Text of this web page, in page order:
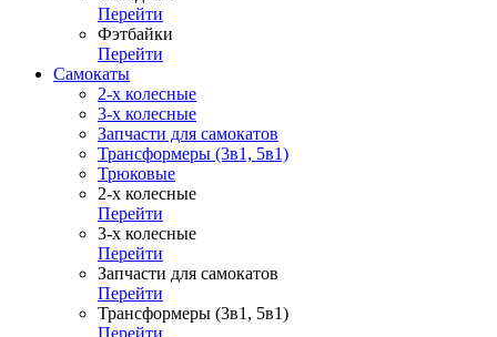
Перейти
Фэтбайки
Перейти
Самокаты
2-х колесные
3-х колесные
Запчасти для самокатов
Трансформеры (3в1, 5в1)
Трюковые
2-х колесные
Перейти
3-х колесные
Перейти
Запчасти для самокатов
Перейти
Трансформеры (3в1, 5в1)
Перейти